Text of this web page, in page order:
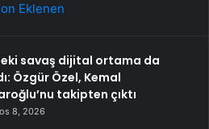
Eklenen
savaş dijital ortama da
Özgür Özel, Kemal
takipten çıktı
8, 2026